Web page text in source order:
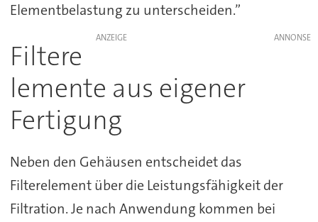
Elementbelastung zu unterscheiden.”
ANZEIGE
Filtere
lemente aus eigener
Fertigung
Neben den Gehäusen entscheidet das
Filterelement über die Leistungsfähigkeit der
Filtration. Je nach Anwendung kommen bei